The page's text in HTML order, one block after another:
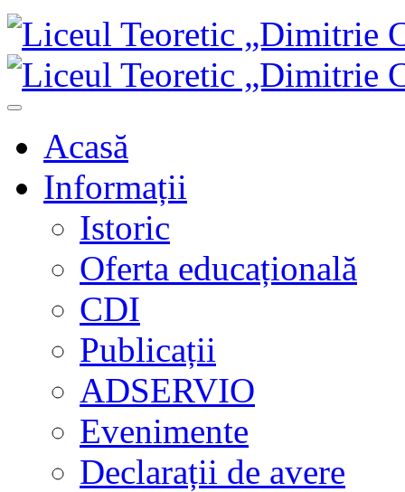
Acasă
Informații
Istoric
Oferta educațională
CDI
Publicații
ADSERVIO
Evenimente
Declarații de avere